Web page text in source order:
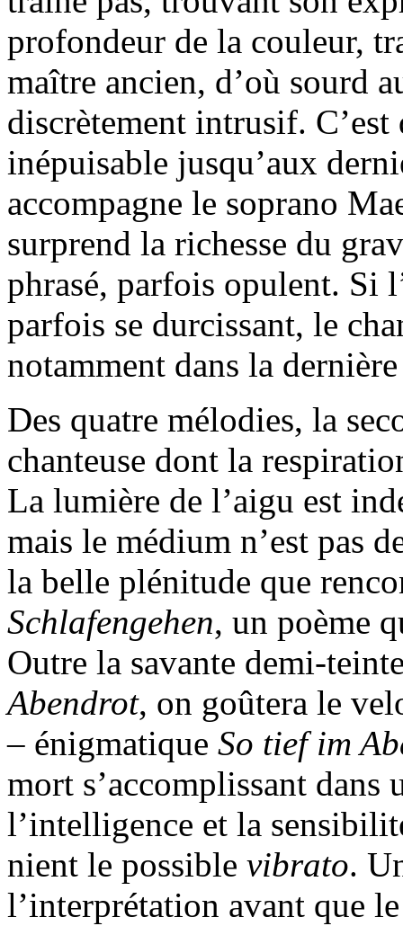
profondeur de la couleur,
maître ancien, d’où sourd
discrètement intrusif.
inépuisable jusqu’aux
accompagne le soprano
surprend la richesse du
phrasé, parfois opulent. Si
parfois se durcissant, le
notamment dans la
Des quatre mélodies, la
chanteuse dont la
La lumière de l’aigu est
mais le médium n’est pas
la belle plénitude que
Schlafengehen, un poème
Outre la savante demi-
Abendrot, on goûtera le
– énigmatique So tief im
mort s’accomplissant
l’intelligence et la
nient le possible vibrato.
l’interprétation avant que